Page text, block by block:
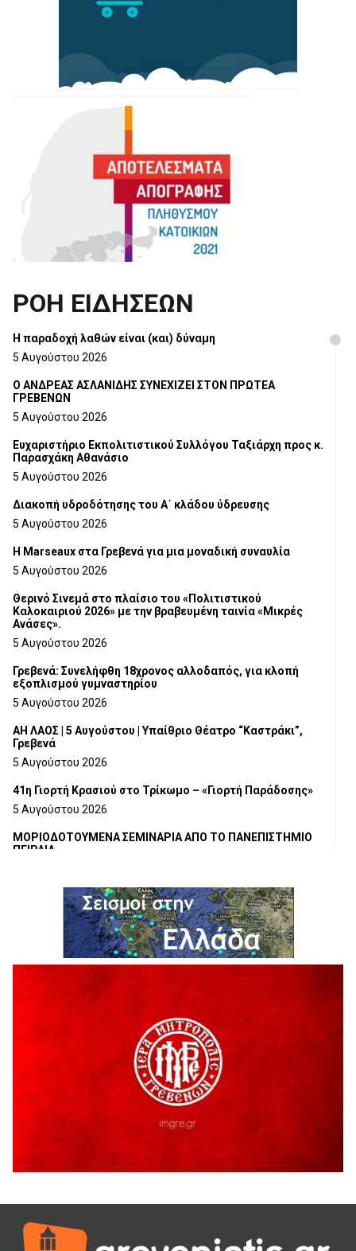
ΡΟΗ ΕΙΔΗΣΕΩΝ
H παραδοχή λαθών είναι (και) δύναμη
5 Αυγούστου 2026
Ο ΑΝΔΡΕΑΣ ΑΣΛΑΝΙΔΗΣ ΣΥΝΕΧΙΖΕΙ ΣΤΟΝ ΠΡΩΤΕΑ
ΓΡΕΒΕΝΩΝ
5 Αυγούστου 2026
Ευχαριστήριο Εκπολιτιστικού Συλλόγου Ταξιάρχη προς κ.
Παρασχάκη Αθανάσιο
5 Αυγούστου 2026
Διακοπή υδροδότησης του Α΄ κλάδου ύδρευσης
5 Αυγούστου 2026
Η Marseaux στα Γρεβενά για μια μοναδική συναυλία
5 Αυγούστου 2026
Θερινό Σινεμά στο πλαίσιο του «Πολιτιστικού
Καλοκαιριού 2026» με την βραβευμένη ταινία «Μικρές
Ανάσες».
5 Αυγούστου 2026
Γρεβενά: Συνελήφθη 18χρονος αλλοδαπός, για κλοπή
εξοπλισμού γυμναστηρίου
5 Αυγούστου 2026
ΑΗ ΛΑΟΣ | 5 Αυγούστου | Υπαίθριο Θέατρο “Καστράκι”,
Γρεβενά
5 Αυγούστου 2026
41η Γιορτή Κρασιού στο Τρίκωμο – «Γιορτή Παράδοσης»
5 Αυγούστου 2026
ΜΟΡΙΟΔΟΤΟΥΜΕΝΑ ΣΕΜΙΝΑΡΙΑ ΑΠΟ ΤΟ ΠΑΝΕΠΙΣΤΗΜΙΟ
ΠΕΙΡΑΙΑ
ΕΥΧΑΡΙΣΤΙΕΣ Φυσιολατρικού Συλλόγου Γρεβενών
4 Αυγούστου 2026
Έκτακτη χρηματοδότηση 400.000€ για επιπλέον εργασίες
στο Δημοτικό Στάδιο Γρεβενών «Μίλτος Τεντόγλου»
4 Αυγούστου 2026
Τελικά τι είναι πολιτισμός;
Ολοσχερής καταστροφή κατοικίας από πυρκαγιά στην
Καληράχη Γρεβενών
ΚΑΤΑΓΡΑΦΗ ΤΕΚΜΗΡΙΩΣΗ ΚΑΙ ΨΗΦΙΟΠΟΙΗΣΗ ΤΩΝ
ΜΑΣΤΟΡΙΚΩΝ ΕΡΓΑΛΕΙΩΝ ΤΗΣ ΣΥΛΛΟΓΗΣ ΚΥΠΑΡΙΣΣΙΟΥ
ΓΡΕΒΕΝΩΝ
3 Αυγούστου 2026
3 Αυγούστου 2026
ΠΡΟΓΡΑΜΜΑ ΠΑΝΗΓΥΡΕΩΣ ΙΕΡΑΣ ΜΟΝΗΣ ΖΑΒΟΡΔΑΣ 2026